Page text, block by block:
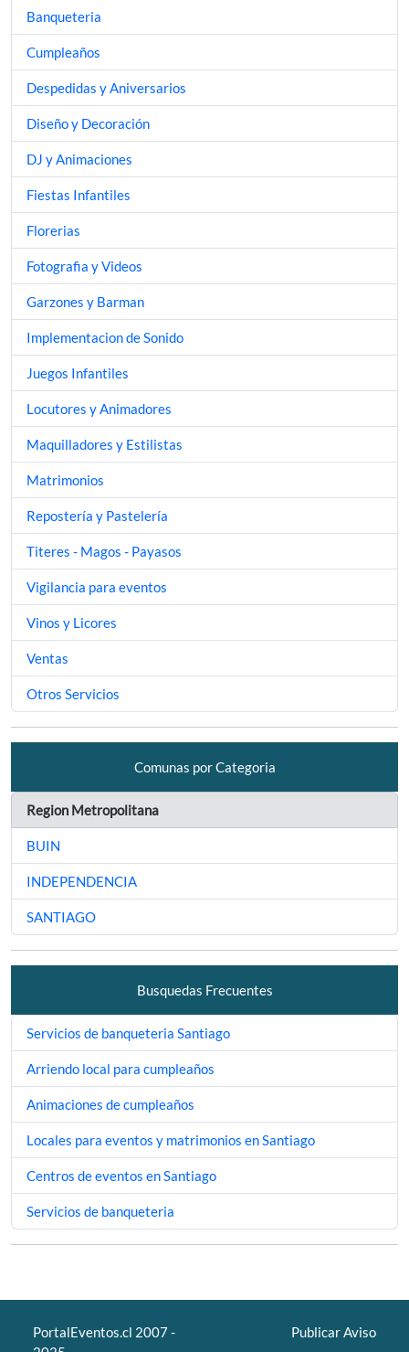
Banqueteria
Cumpleaños
Despedidas y Aniversarios
Diseño y Decoración
DJ y Animaciones
Fiestas Infantiles
Florerias
Fotografia y Videos
Garzones y Barman
Implementacion de Sonido
Juegos Infantiles
Locutores y Animadores
Maquilladores y Estilistas
Matrimonios
Repostería y Pastelería
Titeres - Magos - Payasos
Vigilancia para eventos
Vinos y Licores
Ventas
Otros Servicios
Comunas por Categoria
Region Metropolitana
BUIN
INDEPENDENCIA
SANTIAGO
Busquedas Frecuentes
Servicios de banqueteria Santiago
Arriendo local para cumpleaños
Animaciones de cumpleaños
Locales para eventos y matrimonios en Santiago
Centros de eventos en Santiago
Servicios de banqueteria
PortalEventos.cl 2007 -
Publicar Aviso